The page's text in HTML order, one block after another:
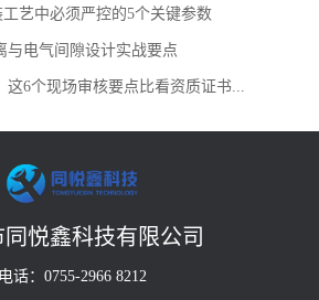
艺中必须严控的5个关键参数
与电气间隙设计实战要点
这6个现场审核要点比看资质证书...
同悦鑫科技有限公司
电话：0755-2966 8212